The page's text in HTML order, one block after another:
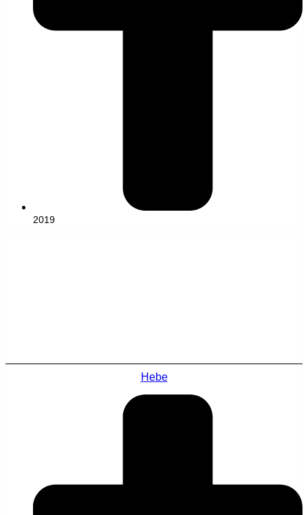
2019
Hebe